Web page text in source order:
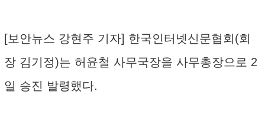
[보안뉴스 강현주 기자] 한국인터넷신문협회(회
장 김기정)는 허윤철 사무국장을 사무총장으로 2
일 승진 발령했다.